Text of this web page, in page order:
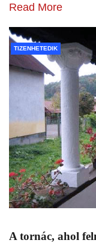
Read More
TIZENHETEDIK
A tornác, ahol